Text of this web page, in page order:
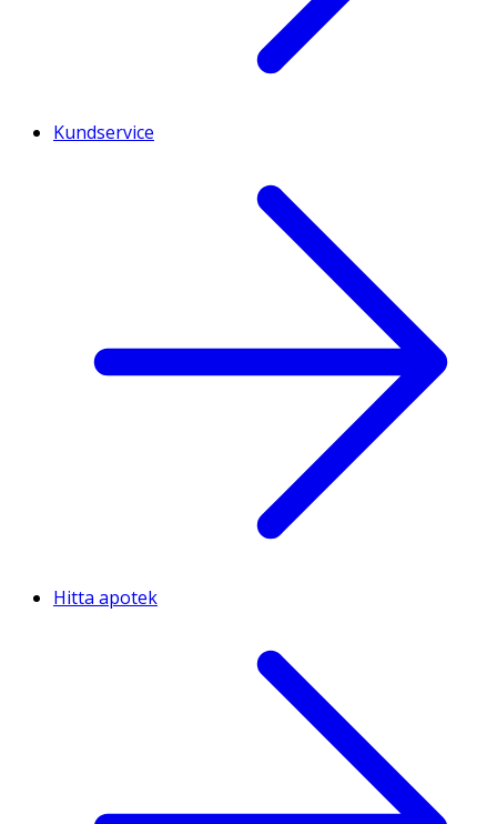
Kundservice
Hitta apotek